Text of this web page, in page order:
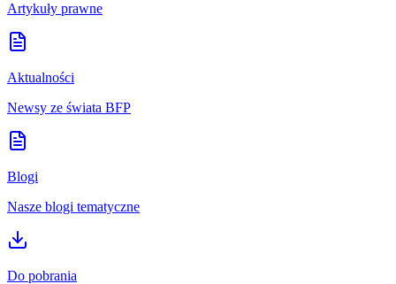
Artykuły prawne
Aktualności
Newsy ze świata BFP
Blogi
Nasze blogi tematyczne
Do pobrania